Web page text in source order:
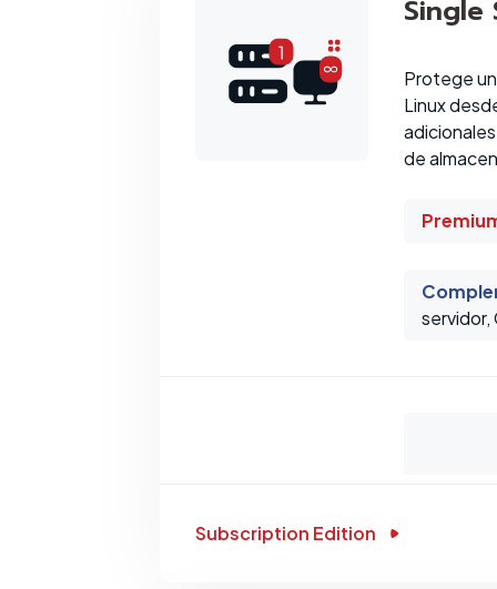
Single
Protege
Linux
de
Subscription Edition